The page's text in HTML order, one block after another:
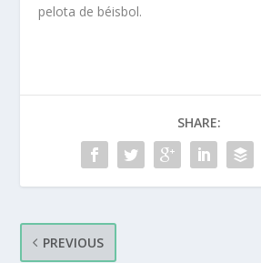
pelota de béisbol.
SHARE:
PREVIOUS